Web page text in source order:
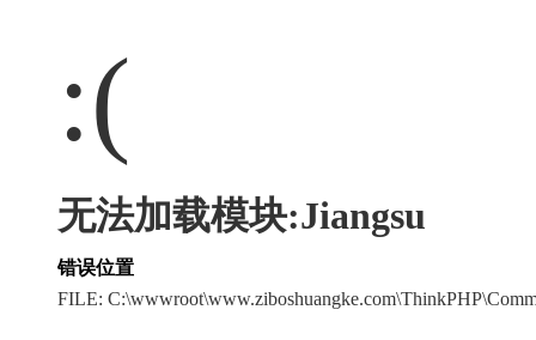
:(
无法加载模块:Jiangsu
错误位置
FILE: